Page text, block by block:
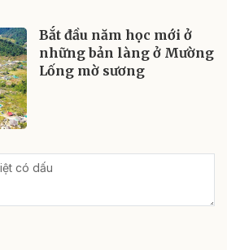
Bắt đầu năm học mới ở
những bản làng ở Mường
Lống mờ sương